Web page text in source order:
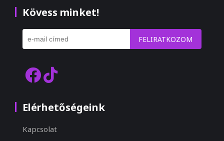
Kövess minket!
FELIRATKOZOM
Elérhetőségeink
Kapcsolat